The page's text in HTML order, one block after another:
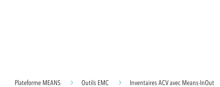
Plateforme MEANS Outils EMC Inventaires ACV avec Means-InOut